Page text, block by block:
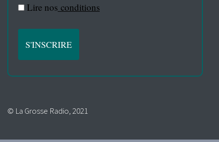
Lire nos conditions
© La Grosse Radio, 2021